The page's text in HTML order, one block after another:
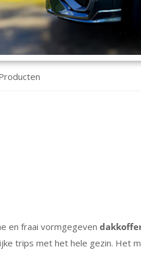
en fraai vormgegeven
trips met het hele gezin. Het